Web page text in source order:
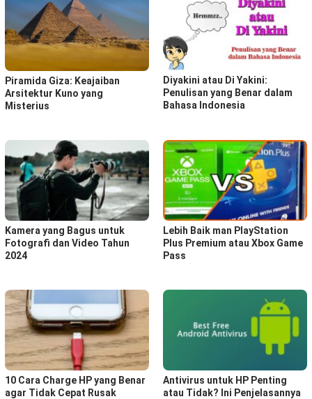
Piramida Giza: Keajaiban
Arsitektur Kuno yang
Misterius
Diyakini atau Di Yakini:
Penulisan yang Benar dalam
Bahasa Indonesia
Kamera yang Bagus untuk
Fotografi dan Video Tahun
2024
Lebih Baik man PlayStation
Plus Premium atau Xbox Game
Pass
10 Cara Charge HP yang Benar
agar Tidak Cepat Rusak
Antivirus untuk HP Penting
atau Tidak? Ini Penjelasannya